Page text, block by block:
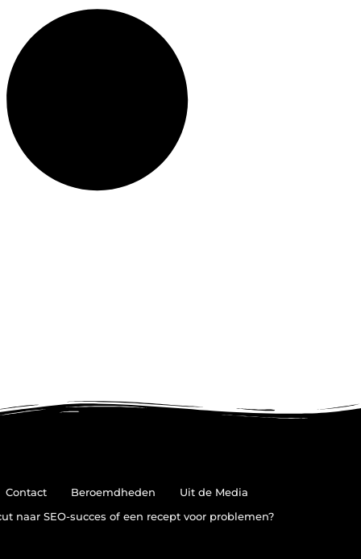
Contact Beroemdheden
Uit de Media
naar SEO-succes of een recept voor problemen?